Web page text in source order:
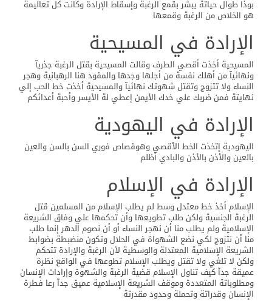
بوذا طوال حياتة يبشر بقمع الرغبة وإسقاط الإرادة وكانت كل تعاليمة
هو الخلاص من الرغبة وقمعها
الإرادة في المسيحية
المسيحية أخذت أقصي الطرف وقالت المسيحية بقتل الرغبة جذريآ
ونهائيآ من أهلك نفسة من أجلها وجدها والمقود هنا الرهبانية وهجر
النساء ولا تتزوج وتقتل شهوتك نهائيآ والمسيحية أخذت خط الحب إلي
نهايتة فمن ضربك علي خدك الأيمن إعطي لة الأيسر وأحبة أعدائكم
الإرادة في اليهودية
اليهودية إتخذت الخط الأقصي وهوقصاص فوري السن بالسن والعين
بالعين والأذن بالأذن والبادي أظلم
الإرادة في الإسلام
الإسلام أخذ خط معتدل وسط لم يطلب الإسلام من المسلمين قتل
الرغبة الجنسية ولكن طلب تطويعها وأن تحكمها علي وفاق الشريعة
الإسلامية ولم يطلب منا أن نهجر النساء أو أن نصوم الدهر إنما طلب
منا أن نتزوج لكي نضع الشهواة في الحلال وتكون منضبطة بضوابط
الشريعة الإسلامية المعتدلة والوسطية لأن الرغبة والإرادة تتحكم
ولكن لا تلغي ولا تقتل ويطلب الإسلام تطوعها في الواقع نظرة
عميقة جدآ كيف تناول الإسلام قضية الرغبة والشهوة وإرادات الإنسان
ومطلوباتة المتعددة وموقف الشريعة الإسلامية عميق جدآ رعا فطرة
الإنسان وقدراتة وتحملة وحدود مقدرتة